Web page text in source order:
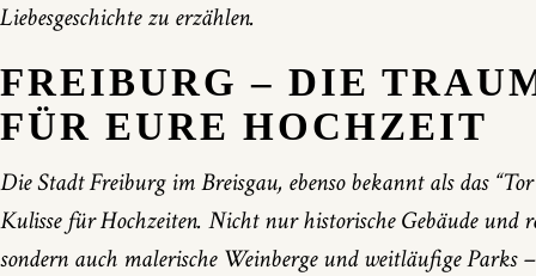
Liebesgeschichte zu erzählen.
FREIBURG – DIE
FÜR EURE HOCHZEIT
Die Stadt Freiburg im Breisgau, ebenso bekannt als das
Kulisse für Hochzeiten. Nicht nur historische Gebäude und
sondern auch malerische Weinberge und weitläufige Parks